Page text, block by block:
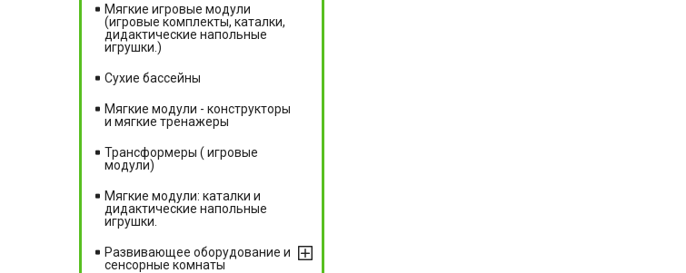
Мягкие игровые модули
(игровые комплекты, каталки,
дидактические напольные
игрушки.)
Сухие бассейны
Мягкие модули - конструкторы
и мягкие тренажеры
Трансформеры ( игровые
модули)
Мягкие модули: каталки и
дидактические напольные
игрушки.
Развивающее оборудование и
сенсорные комнаты